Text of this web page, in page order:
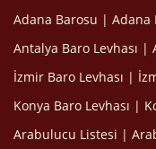
Adana Barosu | Adana
Antalya Baro Levhası |
İzmir Baro Levhası |
Konya Baro Levhası |
Arabulucu Listesi |